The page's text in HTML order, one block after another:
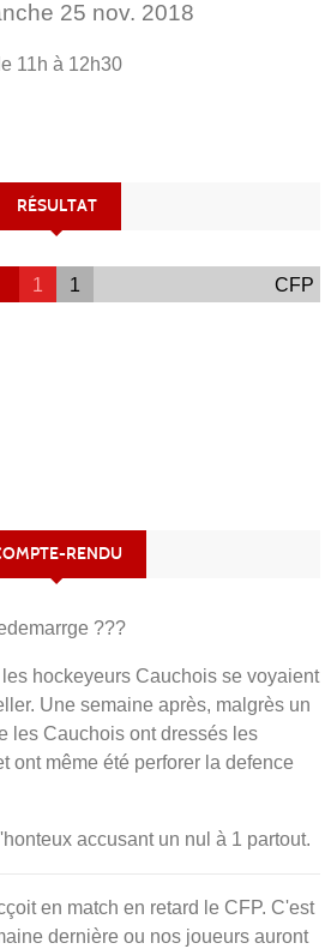
25 nov. 2018
11h à 12h30
RÉSULTAT
1 1 CFP
RENDU
???
hockeyeurs Cauchois se voyaient
Une semaine après, malgrès un
les Cauchois ont dressés les
ont même été perforer la defence
accusant un nul à 1 partout.
en match en retard le CFP. C'est
dernière ou nos joueurs auront